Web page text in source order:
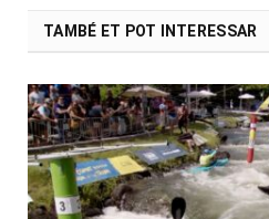
TAMBÉ ET POT INTERESSAR